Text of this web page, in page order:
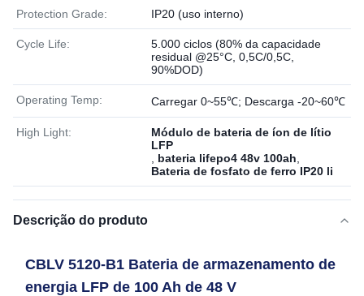
Protection Grade: IP20 (uso interno)
Cycle Life:
5.000 ciclos (80% da capacidade
residual @25°C, 0,5C/0,5C,
90%DOD)
Operating Temp: Carregar 0~55℃; Descarga -20~60℃
High Light:
Módulo de bateria de íon de lítio
LFP
bateria lifepo4 48v 100ah
Bateria de fosfato de ferro IP20 li
Descrição do produto
CBLV 5120-B1 Bateria de armazenamento de
energia LFP de 100 Ah de 48 V